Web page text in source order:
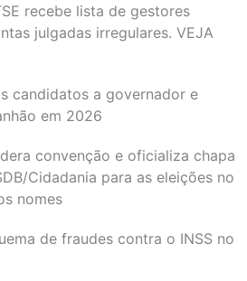
recebe lista de gestores
julgadas irregulares. VEJA
candidatos a governador e
em 2026
convenção e oficializa chapa
Cidadania para as eleições no
nomes
de fraudes contra o INSS no